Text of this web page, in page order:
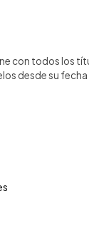
con todos los
desde su